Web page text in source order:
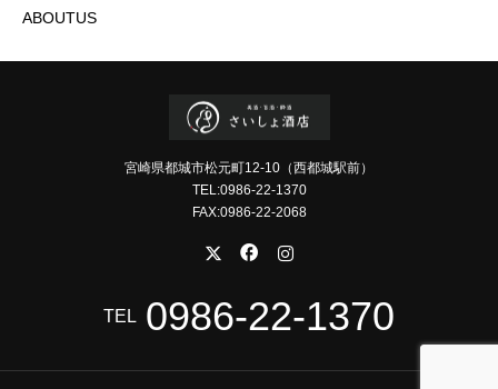
ABOUTUS
宮崎県都城市松元町12-10（西都城駅前）
TEL:0986-22-1370
FAX:0986-22-2068
TEL 0986-22-1370